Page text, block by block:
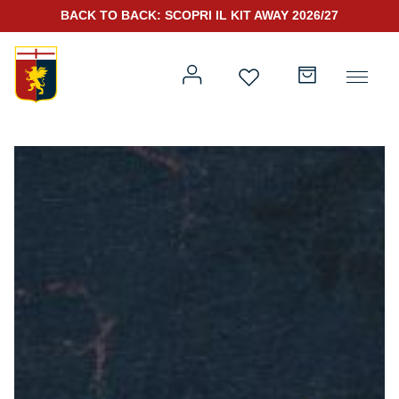
Prima squadra
Genoa for Special
Rappresentanza
Kit Gara 25/26
BACK TO BACK: SCOPRI IL KIT AWAY 2026/27